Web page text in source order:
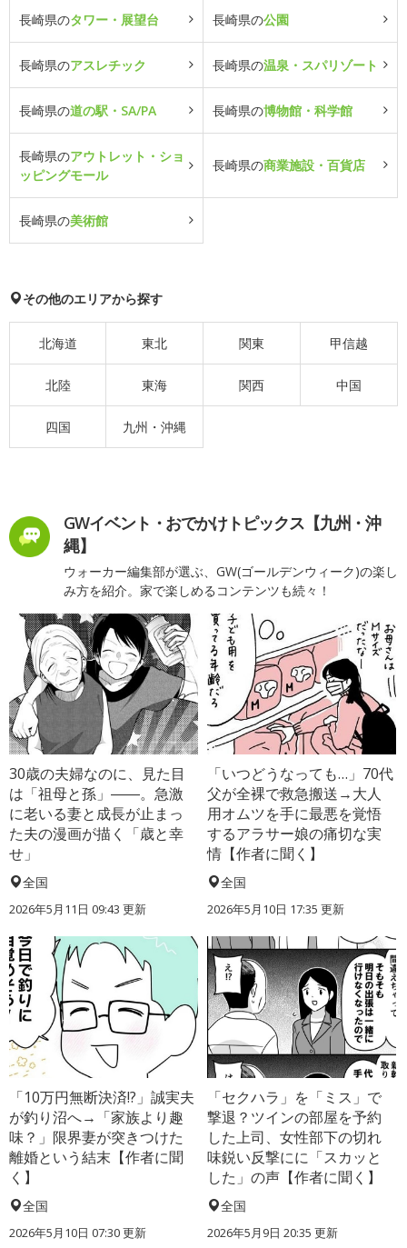
長崎県のタワー・展望台 長崎県の公園
長崎県のアスレチック 長崎県の温泉・スパリゾート
長崎県の道の駅・SA/PA 長崎県の博物館・科学館
長崎県のアウトレット・ショ
ッピングモール
長崎県の商業施設・百貨店
長崎県の美術館
その他のエリアから探す
北海道 東北 関東 甲信越
北陸 東海 関西 中国
四国 九州・沖縄
GWイベント・おでかけトピックス【九州・沖
縄】
ウォーカー編集部が選ぶ、GW(ゴールデンウィーク)の楽し
み方を紹介。家で楽しめるコンテンツも続々！
30歳の夫婦なのに、見た目
は「祖母と孫」――。急激
に老いる妻と成長が止まっ
た夫の漫画が描く「歳と幸
せ」
全国
2026年5月11日 09:43 更新
「いつどうなっても…」70代
父が全裸で救急搬送→大人
用オムツを手に最悪を覚悟
するアラサー娘の痛切な実
情【作者に聞く】
全国
2026年5月10日 17:35 更新
「10万円無断決済!?」誠実夫
が釣り沼へ→「家族より趣
味？」限界妻が突きつけた
離婚という結末【作者に聞
く】
全国
2026年5月10日 07:30 更新
「セクハラ」を「ミス」で
撃退？ツインの部屋を予約
した上司、女性部下の切れ
味鋭い反撃にに「スカッと
した」の声【作者に聞く】
全国
2026年5月9日 20:35 更新